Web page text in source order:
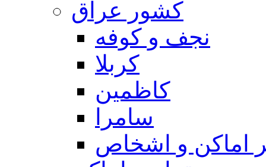
كشور عراق
نجف و كوفه
كربلا
كاظمين
سامرا
اماكن و اشخاص